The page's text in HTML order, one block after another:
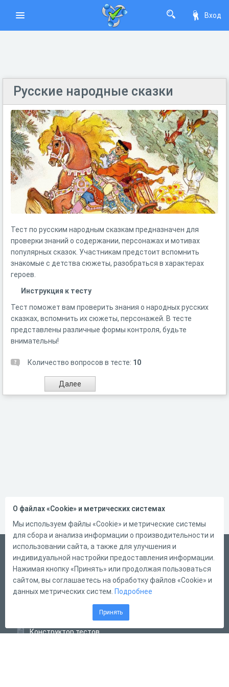
Вход
Русские народные сказки
Тест по русским народным сказкам предназначен для
проверки знаний о содержании, персонажах и мотивах
популярных сказок. Участникам предстоит вспомнить
знакомые с детства сюжеты, разобраться в характерах
героев.
Инструкция к тесту
Тест поможет вам проверить знания о народных русских
сказках, вспомнить их сюжеты, персонажей. В тесте
представлены различные формы контроля, будьте
внимательны!
Количество вопросов в тесте: 10
Русский
Справка
Форма обратной связи
Конструктор тестов
О файлах «Cookie» и метрических системах
Мы используем файлы «Cookie» и метрические системы
для сбора и анализа информации о производительности и
использовании сайта, а также для улучшения и
индивидуальной настройки предоставления информации.
Нажимая кнопку «Принять» или продолжая пользоваться
сайтом, вы соглашаетесь на обработку файлов «Cookie» и
данных метрических систем. Подробнее
Принять